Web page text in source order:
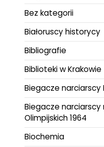
Bez kategorii
Białoruscy historycy
Bibliografie
Biblioteki w Krakowie
Biegacze narciarscy
Biegacze narciarscy
Olimpijskich 1964
Biochemia